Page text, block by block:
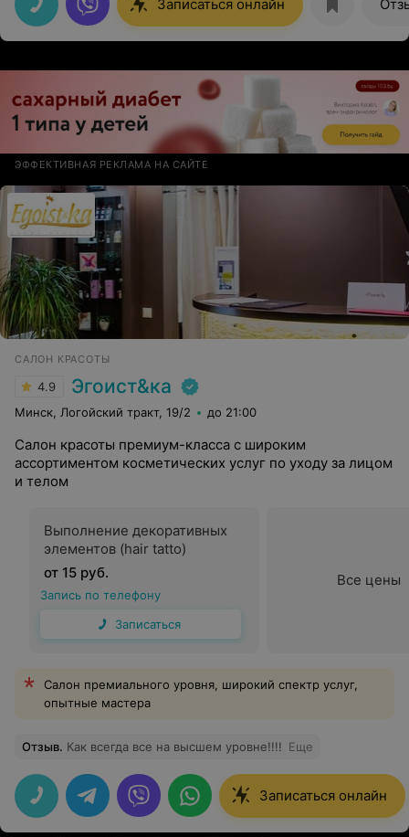
Записаться онлайн
ЭФФЕКТИВНАЯ РЕКЛАМА НА САЙТЕ
САЛОН КРАСОТЫ
4.9 Эгоист&ка
Минск, Логойский тракт, 19/2 до 21:00
Салон красоты премиум-класса с широким
ассортиментом косметических услуг по уходу за лицом
и телом
Выполнение декоративных
элементов (hair tatto)
от 15 руб.
Запись по телефону
Записаться
Все цены
Салон премиального уровня, широкий спектр услуг,
опытные мастера
Отзыв. Как всегда все на высшем уровне!!!! Еще
Записаться онлайн